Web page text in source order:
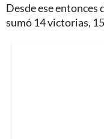
Desde ese entonces
sumó 14 victorias,